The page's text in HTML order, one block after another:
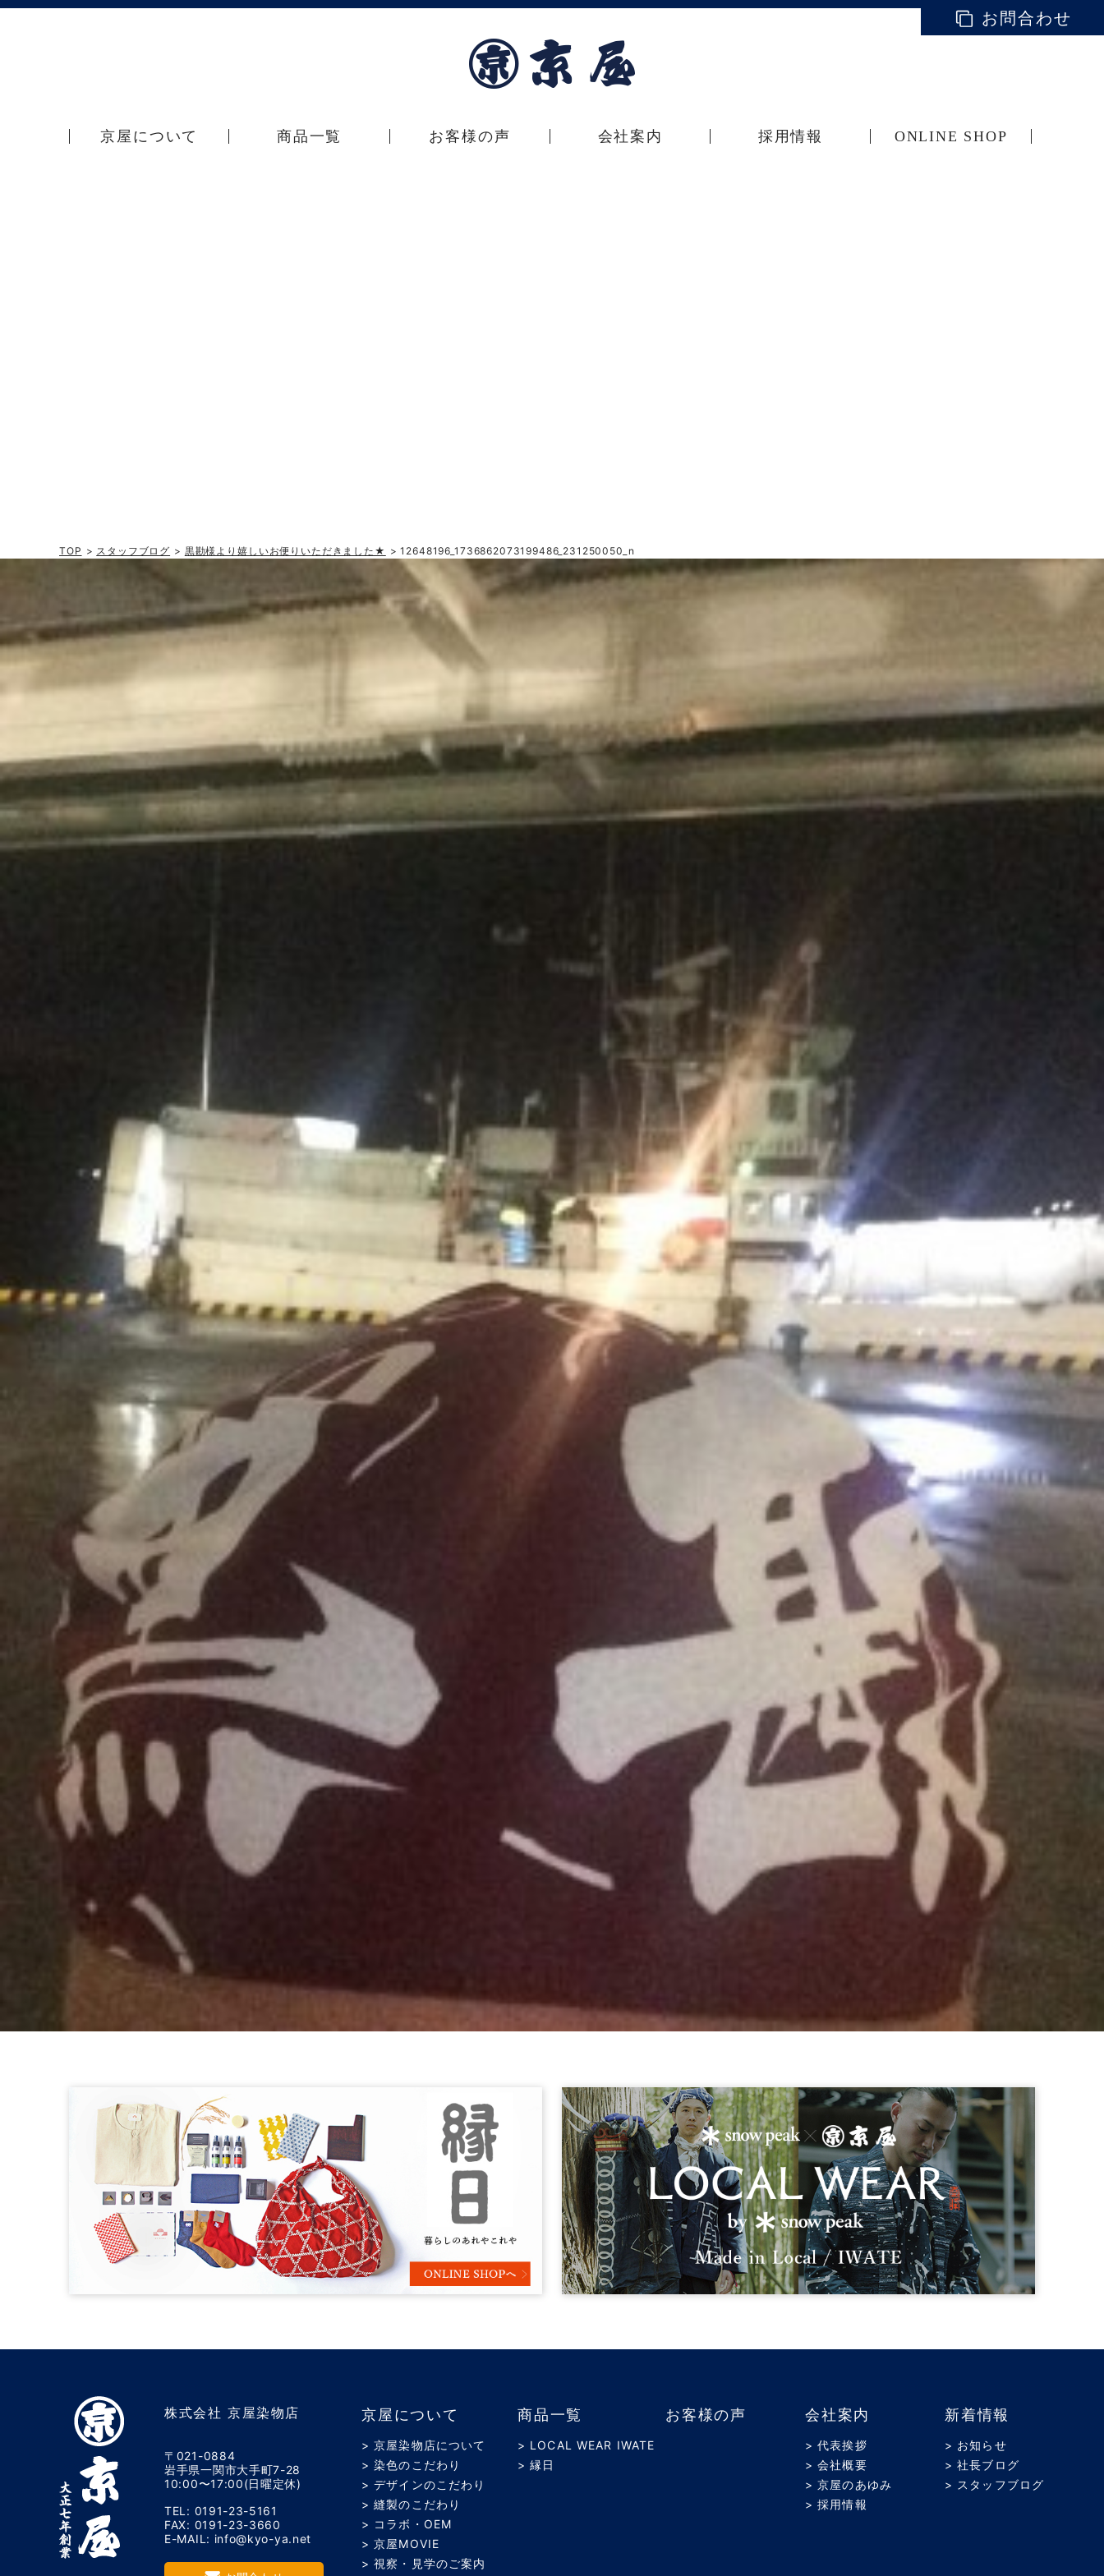
お問合わせ
京屋について 商品一覧 お客様の声 会社案内 採用情報 ONLINE SHOP
TOP > スタッフブログ > 黒勘様より嬉しいお便りいただきました★ > 12648196_1736862073199486_231250050_n
株式会社 京屋染物店
〒021-0884
岩手県一関市大手町7-28
10:00〜17:00(日曜定休)
TEL: 0191-23-5161
FAX: 0191-23-3660
E-MAIL: info@kyo-ya.net
京屋について
> 京屋染物店について
> 染色のこだわり
> デザインのこだわり
> 縫製のこだわり
> コラボ・OEM
> 京屋MOVIE
> 視察・見学のご案内
商品一覧
> LOCAL WEAR IWATE
> 縁日
お客様の声 会社案内
> 代表挨拶
> 会社概要
> 京屋のあゆみ
> 採用情報
新着情報
> お知らせ
> 社長ブログ
> スタッフブログ